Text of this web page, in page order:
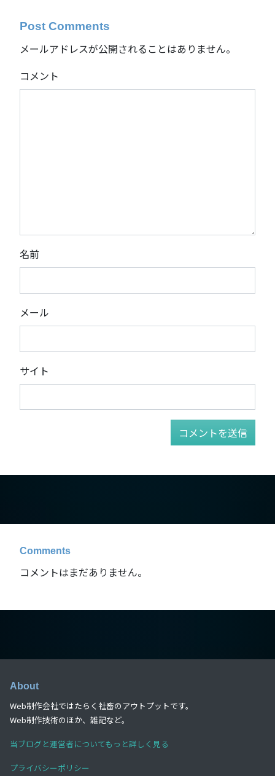
Post Comments
メールアドレスが公開されることはありません。
コメント
名前
メール
サイト
Comments
コメントはまだありません。
About
Web制作会社ではたらく社畜のアウトプットです。
Web制作技術のほか、雑記など。
当ブログと運営者についてもっと詳しく見る
プライバシーポリシー